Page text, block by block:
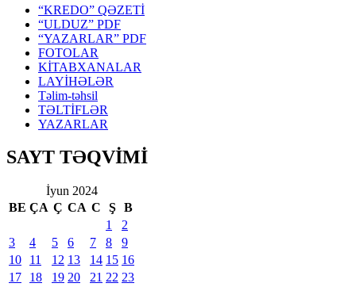
“KREDO” QƏZETİ
“ULDUZ” PDF
“YAZARLAR” PDF
FOTOLAR
KİTABXANALAR
LAYİHƏLƏR
Təlim-təhsil
TƏLTİFLƏR
YAZARLAR
SAYT TƏQVİMİ
İyun 2024
BE ÇA Ç CA C Ş
B
1
2
3
4 5 6 7 8
9
10
11 12 13 14 15 16
17
18 19 20 21 22 23